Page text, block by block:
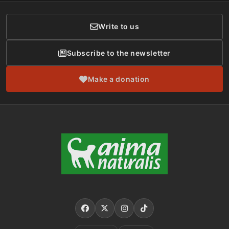
Donor Care
Write to us
Subscribe to the newsletter
Make a donation